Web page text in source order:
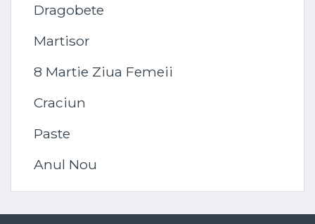
Dragobete
Martisor
8 Martie Ziua Femeii
Craciun
Paste
Anul Nou